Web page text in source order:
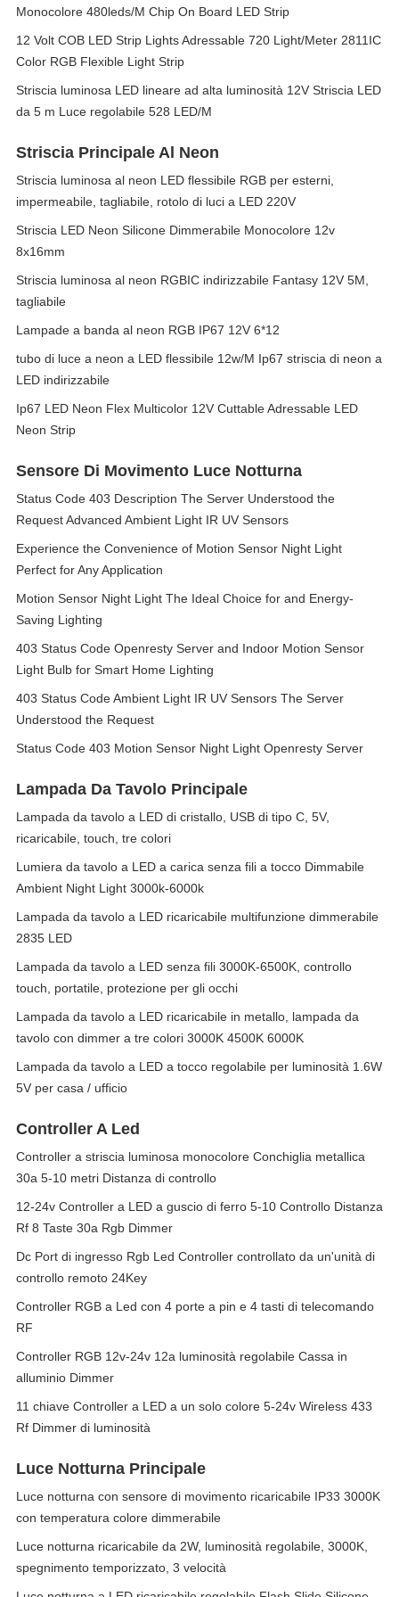
Monocolore 480leds/M Chip On Board LED Strip
12 Volt COB LED Strip Lights Adressable 720 Light/Meter 2811IC
Color RGB Flexible Light Strip
Striscia luminosa LED lineare ad alta luminosità 12V Striscia LED
da 5 m Luce regolabile 528 LED/M
Striscia Principale Al Neon
Striscia luminosa al neon LED flessibile RGB per esterni,
impermeabile, tagliabile, rotolo di luci a LED 220V
Striscia LED Neon Silicone Dimmerabile Monocolore 12v
8x16mm
Striscia luminosa al neon RGBIC indirizzabile Fantasy 12V 5M,
tagliabile
Lampade a banda al neon RGB IP67 12V 6*12
tubo di luce a neon a LED flessibile 12w/M Ip67 striscia di neon a
LED indirizzabile
Ip67 LED Neon Flex Multicolor 12V Cuttable Adressable LED
Neon Strip
Sensore Di Movimento Luce Notturna
Status Code 403 Description The Server Understood the
Request Advanced Ambient Light IR UV Sensors
Experience the Convenience of Motion Sensor Night Light
Perfect for Any Application
Motion Sensor Night Light The Ideal Choice for and Energy-
Saving Lighting
403 Status Code Openresty Server and Indoor Motion Sensor
Light Bulb for Smart Home Lighting
403 Status Code Ambient Light IR UV Sensors The Server
Understood the Request
Status Code 403 Motion Sensor Night Light Openresty Server
Lampada Da Tavolo Principale
Lampada da tavolo a LED di cristallo, USB di tipo C, 5V,
ricaricabile, touch, tre colori
Lumiera da tavolo a LED a carica senza fili a tocco Dimmabile
Ambient Night Light 3000k-6000k
Lampada da tavolo a LED ricaricabile multifunzione dimmerabile
2835 LED
Lampada da tavolo a LED senza fili 3000K-6500K, controllo
touch, portatile, protezione per gli occhi
Lampada da tavolo a LED ricaricabile in metallo, lampada da
tavolo con dimmer a tre colori 3000K 4500K 6000K
Lampada da tavolo a LED a tocco regolabile per luminosità 1.6W
5V per casa / ufficio
Controller A Led
Controller a striscia luminosa monocolore Conchiglia metallica
30a 5-10 metri Distanza di controllo
12-24v Controller a LED a guscio di ferro 5-10 Controllo Distanza
Rf 8 Taste 30a Rgb Dimmer
Dc Port di ingresso Rgb Led Controller controllato da un'unità di
controllo remoto 24Key
Controller RGB a Led con 4 porte a pin e 4 tasti di telecomando
RF
Controller RGB 12v-24v 12a luminosità regolabile Cassa in
alluminio Dimmer
11 chiave Controller a LED a un solo colore 5-24v Wireless 433
Rf Dimmer di luminosità
Luce Notturna Principale
Luce notturna con sensore di movimento ricaricabile IP33 3000K
con temperatura colore dimmerabile
Luce notturna ricaricabile da 2W, luminosità regolabile, 3000K,
spegnimento temporizzato, 3 velocità